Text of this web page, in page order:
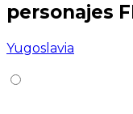
personajes
Yugoslavia